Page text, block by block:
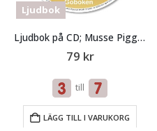
Ljudbok på CD; Musse Pigg och vänner
kr
till
LÄGG TILL I VARUKORG